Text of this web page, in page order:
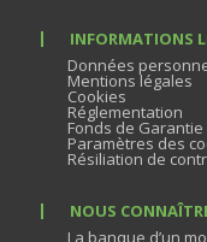
INFORMATIONS
Données
Mentions légales
Cookies
Réglementation
Fonds de
Paramètres des
Résiliation de
NOUS
La banque d’un